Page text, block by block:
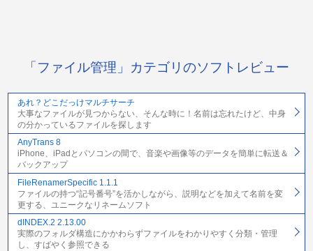
「ファイル管理」カテゴリのソフトレビュー
あれ？どこだっけマルチサーチ
大事なファイルが見つからない、そんな時に！名前は忘れたけど、中身
の分かっているファイルを探します
AnyTrans 8
iPhone、iPadとパソコンの間で、音楽や画像等のデータを簡単に転送＆
バックアップ
FileRenamerSpecific 1.1.1
ファイルの持つ“記号番号”を活かしながら、説明などを加えて名前を変
更する、ユニークなリネームソフト
dINDEX.2 2.13.00
実際のフォルダ構造にかかわらずファイルをわかりやすく分類・管理
し、すばやく参照できる